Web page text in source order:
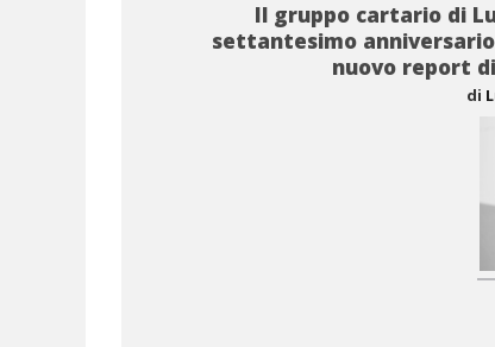
Il gruppo cartario di
settantesimo
nuovo report
di